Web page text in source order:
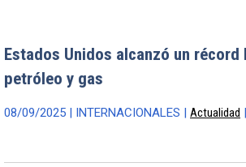
Estados Unidos alcanzó un
petróleo y gas
08/09/2025 | INTERNACIONALES | Actualidad